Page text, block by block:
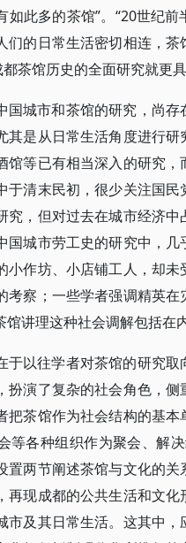
如此多的茶馆”。“20世纪
们的日常生活密切相连，
茶馆历史的全面研究就更具
国城市和茶馆的研究，尚
其是从日常生活角度进行
馆等已有相当深入的研究
于清末民初，很少关注国
究，但对过去在城市经济
城市劳工史的研究中，几
小作坊、小店铺工人，却
考察；一些学者强调精英
馆讲理这种社会调解包括
于以往学者对茶馆的研究
扮演了复杂的社会角色，
把茶馆作为社会结构的基
等各种组织作为聚会、
置两节阐述茶馆与文化的
再现成都的公共生活和文
市及其日常生活。这其中